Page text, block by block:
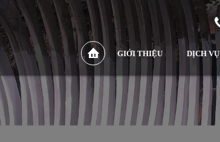
GIỚI THIỆU DỊCH VỤ